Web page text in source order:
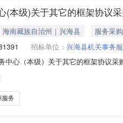
(本级)关于其它的框架协议
海南藏族自治州｜兴海县
服务采购
招标单位： 兴海县机关事务
中心（本级）关于其它的框架协议
海南藏族自治州兴海县报价起止时
服务